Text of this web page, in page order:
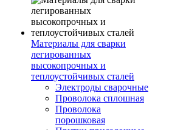
Материалы для сварки
легированных
высокопрочных и
теплоустойчивых сталей
Электроды сварочные
Проволока сплошная
Проволока
порошковая